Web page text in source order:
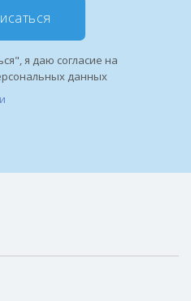
я даю согласие на
данных